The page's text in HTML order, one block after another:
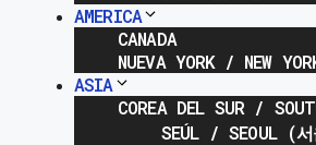
AMERICA
CANADA
NUEVA YORK / NEW
ASIA
COREA DEL SUR /
SEÚL / SEOUL (